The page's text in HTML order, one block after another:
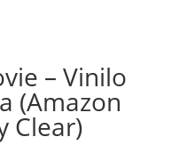
– Vinilo
(Amazon
Clear)